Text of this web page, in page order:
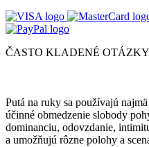
ČASTO KLADENÉ
Putá na ruky sa používajú
účinné obmedzenie slobody
dominanciu, odovzdanie,
a umožňujú rôzne polohy a